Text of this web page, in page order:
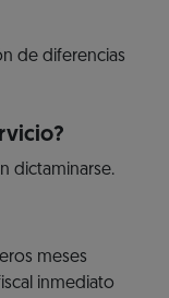
de diferencias
dictaminarse.
meses
inmediato